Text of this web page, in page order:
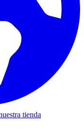
tienda